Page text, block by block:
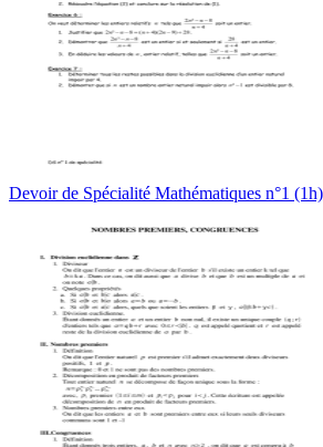
Devoir de Spécialité Mathématiques n°1